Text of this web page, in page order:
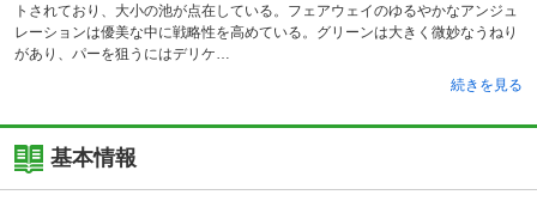
トされており、大小の池が点在している。フェアウェイのゆるやかなアンジュ
レーションは優美な中に戦略性を高めている。グリーンは大きく微妙なうねり
があり、パーを狙うにはデリケ
続きを見る
基本情報